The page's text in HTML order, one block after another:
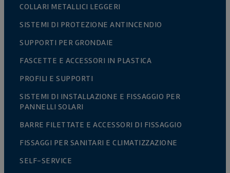
COLLARI METALLICI LEGGERI
SISTEMI DI PROTEZIONE ANTINCENDIO
SUPPORTI PER GRONDAIE
FASCETTE E ACCESSORI IN PLASTICA
PROFILI E SUPPORTI
SISTEMI DI INSTALLAZIONE E FISSAGGIO PER
PANNELLI SOLARI
BARRE FILETTATE E ACCESSORI DI FISSAGGIO
FISSAGGI PER SANITARI E CLIMATIZZAZIONE
SELF-SERVICE